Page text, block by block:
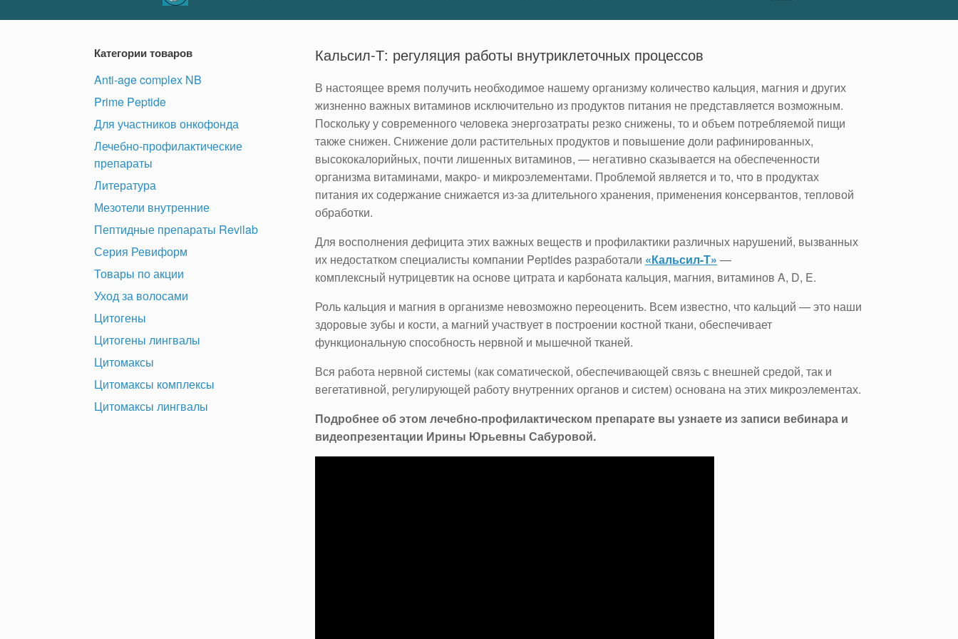
Кальсил-Т: регуляция работы внутриклеточных процессов
В настоящее время получить необходимое нашему организму количество кальция, магния и других
жизненно важных витаминов исключительно из продуктов питания не представляется возможным.
Поскольку у современного человека энергозатраты резко снижены, то и объем потребляемой пищи
также снижен. Снижение доли растительных продуктов и повышение доли рафинированных,
высококалорийных, почти лишенных витаминов, — негативно сказывается на обеспеченности
организма витаминами, макро- и микроэлементами. Проблемой является и то, что в продуктах
питания их содержание снижается из-за длительного хранения, применения консервантов, тепловой
обработки.
Для восполнения дефицита этих важных веществ и профилактики различных нарушений, вызванных
их недостатком специалисты компании Peptides разработали «Кальсил-Т» —
комплексный нутрицевтик на основе цитрата и карбоната кальция, магния, витаминов A, D, E.
Роль кальция и магния в организме невозможно переоценить. Всем известно, что кальций — это наши
здоровые зубы и кости, а магний участвует в построении костной ткани, обеспечивает
функциональную способность нервной и мышечной тканей.
Вся работа нервной системы (как соматической, обеспечивающей связь с внешней средой, так и
вегетативной, регулирующей работу внутренних органов и систем) основана на этих микроэлементах.
Подробнее об этом лечебно-профилактическом препарате вы узнаете из записи вебинара и
видеопрезентации Ирины Юрьевны Сабуровой.
Категории товаров
Anti-age complex NB
Prime Peptide
Для участников онкофонда
Лечебно-профилактические
препараты
Литература
Мезотели внутренние
Пептидные препараты Revilab
Серия Ревиформ
Товары по акции
Уход за волосами
Цитогены
Цитогены лингвалы
Цитомаксы
Цитомаксы комплексы
Цитомаксы лингвалы